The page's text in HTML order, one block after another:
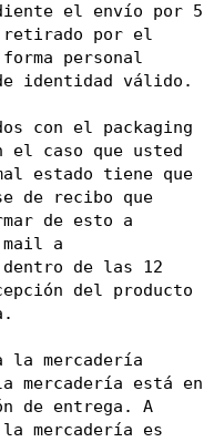
el envío por 5
retirado por el
personal
de identidad válido.
con el packaging
caso que usted
estado tiene que
de recibo que
de esto a
de las 12
del producto
la mercadería
mercadería está en
de entrega. A
mercadería es